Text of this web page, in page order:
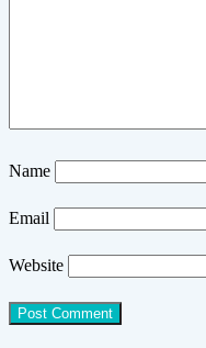
Name
Email
Website